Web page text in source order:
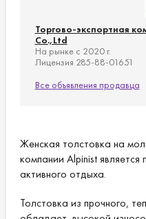
Торгово-экспортная
Co.,Ltd
На рынке с 2020 г.
Лицензия 285-88-01651
Все объявления продавца
Женская толстовка на
компании Alpinist
активного отдыха.
Толстовка из прочного,